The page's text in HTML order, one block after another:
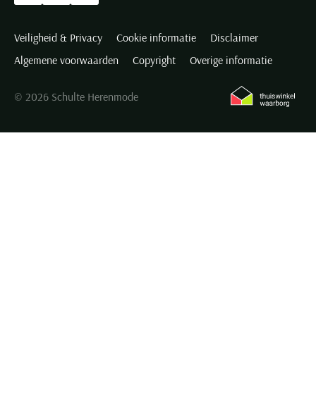
Veiligheid & Privacy Cookie informatie
Disclaimer
Algemene voorwaarden
Copyright Overige informatie
© 2026 Schulte Herenmode